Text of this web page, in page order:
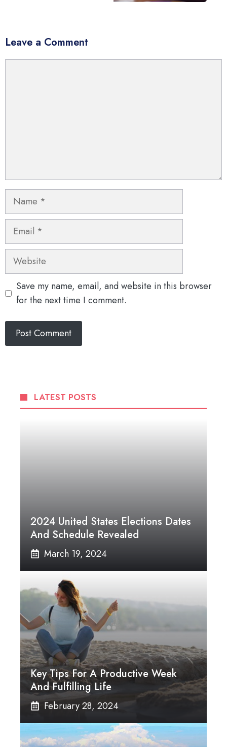
Leave a Comment
Name
Email
Website
Save my name, email, and website in this browser
for the next time I comment.
LATEST POSTS
2024 United States Elections Dates
And Schedule Revealed
March 19, 2024
Key Tips For A Productive Week
And Fulfilling Life
February 28, 2024